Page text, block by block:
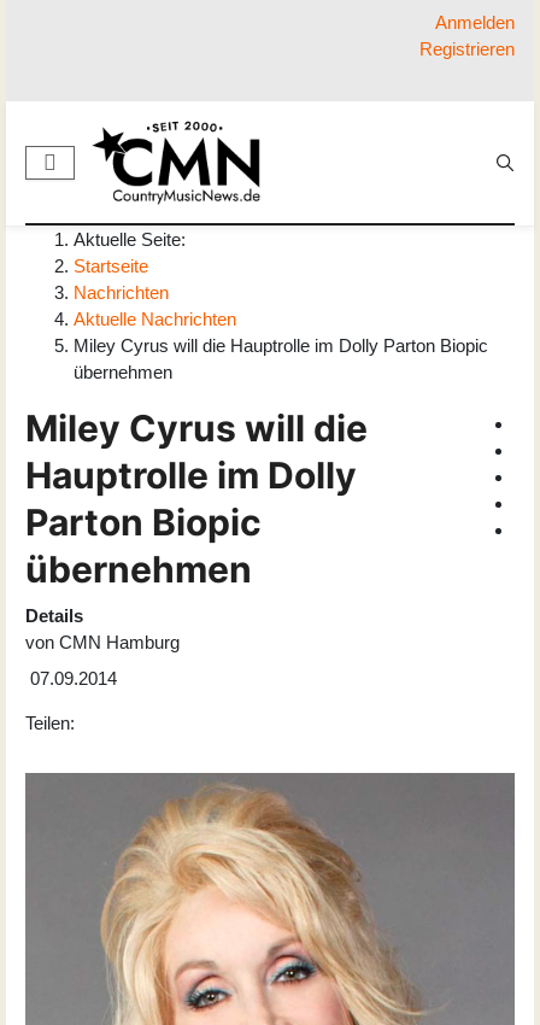
Anmelden
Registrieren
Aktuelle Seite:
Startseite
Nachrichten
Aktuelle Nachrichten
Miley Cyrus will die Hauptrolle im Dolly Parton Biopic
übernehmen
Miley Cyrus will die
Hauptrolle im Dolly
Parton Biopic
übernehmen
Details
von CMN Hamburg
07.09.2014
Teilen: